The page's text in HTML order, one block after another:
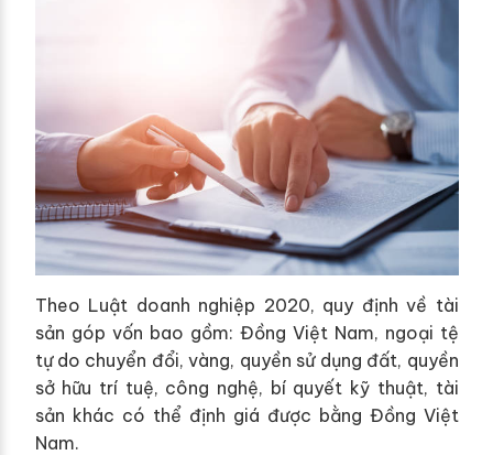
Theo Luật doanh nghiệp 2020, quy định về tài
sản góp vốn bao gồm: Đồng Việt Nam, ngoại tệ
tự do chuyển đổi, vàng, quyền sử dụng đất, quyền
sở hữu trí tuệ, công nghệ, bí quyết kỹ thuật, tài
sản khác có thể định giá được bằng Đồng Việt
Nam.